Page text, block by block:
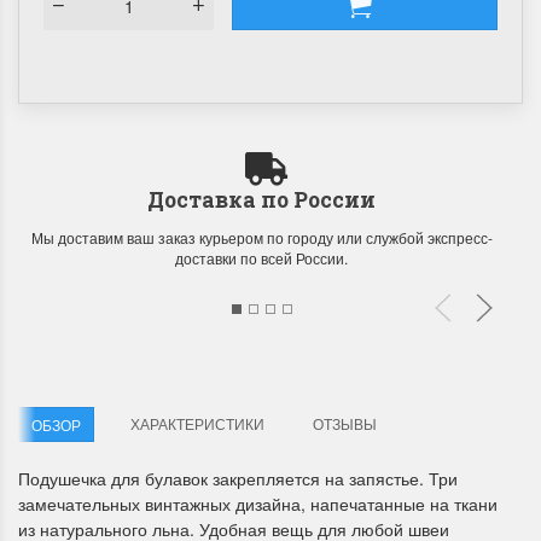
Летние Скидки
!! СКИДКА 20% ‼️ с 1 до 3 июня в
честь первого летнего дня
1 июня 2024 11:29
Раритеты Дим.
На сайте пополнение
Dimensions
Спешите купить...
22 мая 2024 13:01
Доставка по России
Мы доставим ваш заказ курьером по городу или службой экспресс-
доставки по всей России.
ОБЗОР ХАРАКТЕРИСТИКИ ОТЗЫВЫ
Подушечка для булавок закрепляется на запястье. Три
замечательных винтажных дизайна, напечатанные на ткани
из натурального льна. Удобная вещь для любой швеи